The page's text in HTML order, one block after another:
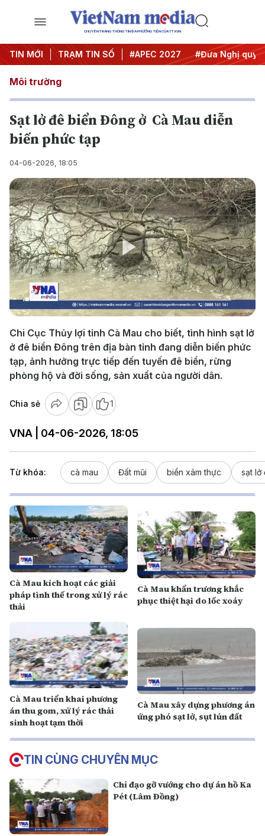
CHUYÊN TRANG THÔNG TIN ĐA PHƯƠNG TIỆN CỦA TTXVN
TIN MỚI TRẠM TIN SỐ
#Hội nghị Trung ương 3 #APEC 2027 #Đưa Nghị quyết
Môi trường
Sạt lở đê biển Đông ở Cà Mau diễn
biến phức tạp
04-06-2026, 18:05
Play
Video
Chi Cục Thủy lợi tỉnh Cà Mau cho biết, tình hình sạt lở
ở đê biển Đông trên địa bàn tỉnh đang diễn biến phức
tạp, ảnh hưởng trực tiếp đến tuyến đê biển, rừng
phòng hộ và đời sống, sản xuất của người dân.
Chia sẻ 1
VNA | 04-06-2026, 18:05
Từ khóa: cà mau Đất mũi biển xâm thực sạt lở
Cà Mau kích hoạt các giải
pháp tình thế trong xử lý rác
thải
Cà Mau khẩn trương khắc
phục thiệt hại do lốc xoáy
Cà Mau triển khai phương
án thu gom, xử lý rác thải
sinh hoạt tạm thời
Cà Mau xây dựng phương án
ứng phó sạt lở, sụt lún đất
TIN CÙNG CHUYÊN MỤC
Chỉ đạo gỡ vướng cho dự án hồ Ka
Pét (Lâm Đồng)